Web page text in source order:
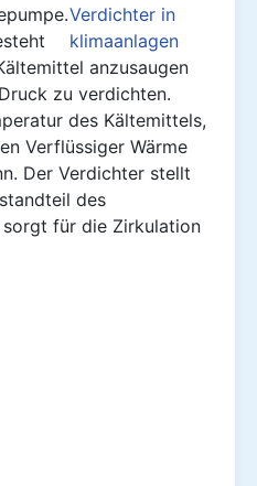
anzusaugen
zu verdichten.
des Kältemittels,
Verflüssiger Wärme
Der Verdichter stellt
des
für die Zirkulation